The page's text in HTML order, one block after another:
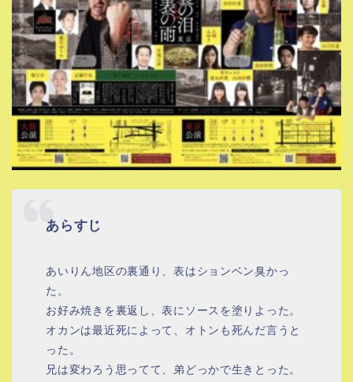
あらすじ
あいりん地区の裏通り、表はションベン臭かっ
た。
お好み焼きを裏返し、表にソースを塗りよった。
オカンは最近死によって、オトンも死んだ言うと
った。
兄は変わろう思ってて、弟どっかで生きとった。